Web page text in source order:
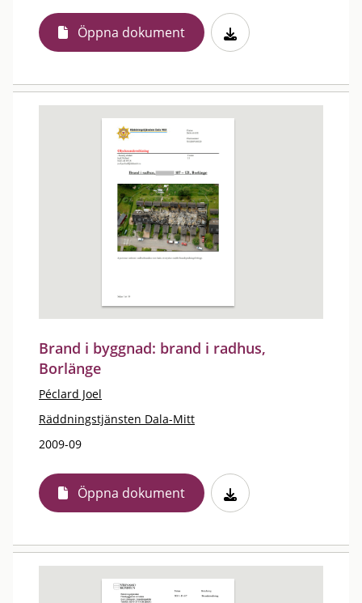
Öppna dokument
Brand i byggnad: brand i radhus,
Borlänge
Péclard Joel
Räddningstjänsten Dala-Mitt
2009-09
Öppna dokument